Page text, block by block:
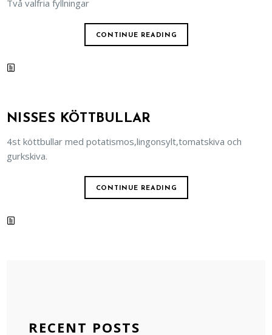
Två valfria fyllningar
CONTINUE READING
NISSES KÖTTBULLAR
4st köttbullar med potatismos,lingonsylt,tomatskiva och
gurkskiva.
CONTINUE READING
RECENT POSTS